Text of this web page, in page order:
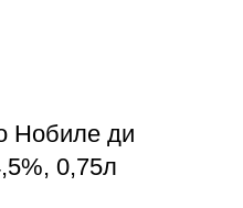
Нобиле ди
0,75л